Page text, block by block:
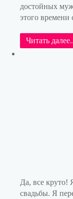
достойных
этого времени
Читать
Да, все
свадьбы. Я